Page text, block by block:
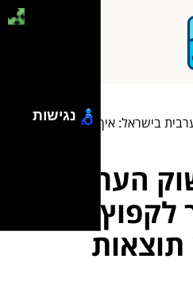
בישראל: איך לקפוץ לגוגל
הערבית
לגוגל
תוצאות
נגישות